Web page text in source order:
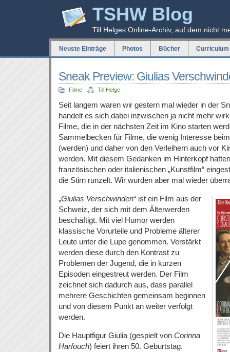
TSHW Blog
Till Helges Online-Archiv, auf dem nicht
Neuste Einträge Photos Bücher
Sneak Preview: Giulias
Filme Till Helge
Seit langem waren wir gestern mal wieder in der
handelt es sich dabei inzwischen ja nicht mehr
Filme, die in der nächsten Zeit im Kino starten
Sammelbecken für Filme, die wenig Interesse
(werden) und daher von den Verleihern auch vor
werden. Mit diesem Gedanken im Hinterkopf
französischen oder italienischen „Kunstfilm“
die Stirn runzelt. Wir wurden aber mal wieder
„Giulias Verschwinden“ ist ein Film aus der
Schweiz, der sich mit dem Älterwerden
beschäftigt. Mit viel Humor werden
klassische Vorurteile und Probleme älterer
Leute unter die Lupe genommen. Verstärkt
werden diese durch den Kontrast zu
Problemen der Jugend, die in kurzen
Episoden eingestreut werden. Der Film
zeichnet sich dadurch aus, dass parallel
mehrere Geschichten gemeinsam beginnen
und von diesem Punkt an weiter verfolgt
werden.
Die Hauptfigur Giulia (gespielt von Corinna
Harfouch) feiert ihren 50. Geburtstag.